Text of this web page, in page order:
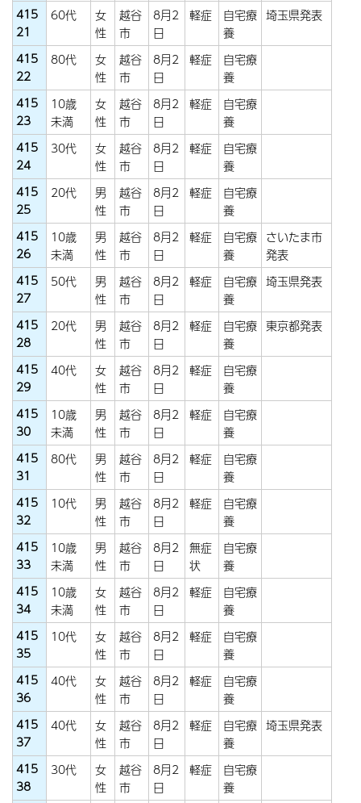
415
21
60代
女
性
越谷
市
8月2
日
軽症
自宅療
養
埼玉県発表
415
22
80代
女
性
越谷
市
8月2
日
軽症
自宅療
養
415
23
10歳
未満
女
性
越谷
市
8月2
日
軽症
自宅療
養
415
24
30代
女
性
越谷
市
8月2
日
軽症
自宅療
養
415
25
20代
男
性
越谷
市
8月2
日
軽症
自宅療
養
415
26
10歳
未満
男
性
越谷
市
8月2
日
軽症
自宅療
養
さいたま市
発表
415
27
50代
男
性
越谷
市
8月2
日
軽症
自宅療
養
埼玉県発表
415
28
20代
男
性
越谷
市
8月2
日
軽症
自宅療
養
東京都発表
415
29
40代
女
性
越谷
市
8月2
日
軽症
自宅療
養
415
30
10歳
未満
男
性
越谷
市
8月2
日
軽症
自宅療
養
415
31
80代
男
性
越谷
市
8月2
日
軽症
自宅療
養
415
32
10代
男
性
越谷
市
8月2
日
軽症
自宅療
養
415
33
10歳
未満
男
性
越谷
市
8月2
日
無症
状
自宅療
養
415
34
10歳
未満
女
性
越谷
市
8月2
日
軽症
自宅療
養
415
35
10代
女
性
越谷
市
8月2
日
軽症
自宅療
養
415
36
40代
女
性
越谷
市
8月2
日
軽症
自宅療
養
415
37
40代
女
性
越谷
市
8月2
日
軽症
自宅療
養
埼玉県発表
415
38
30代
女
性
越谷
市
8月2
日
軽症
自宅療
養